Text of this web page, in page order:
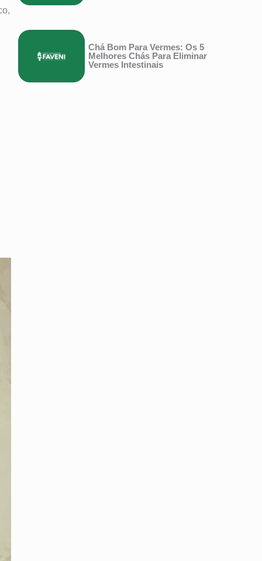
Chá Bom Para Vermes: Os 5
Melhores Chás Para Eliminar
Vermes Intestinais